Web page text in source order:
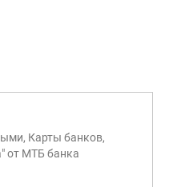
Карты банков,
от МТБ банка